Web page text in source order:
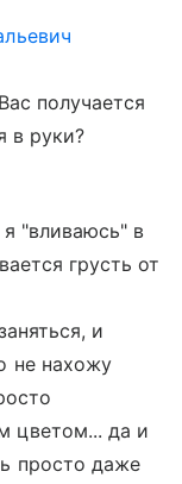
получается
в руки?
"вливаюсь" в
грусть от
и
не нахожу
цветом... да и
просто даже